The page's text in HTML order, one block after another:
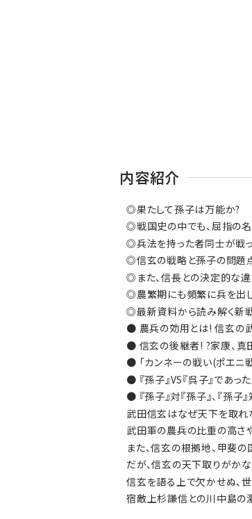
内容紹介
◎果たして孫子は万能か?
◎戦国史の中でも、屈指の
◎兵法を持った者同士が戦
◎信玄の戦略と孫子の問題
◎また、信長との決定的な
◎農繁期にも頻繁に兵を出
◎最新資料から読み解く新
● 農兵の効用とは! 信玄の
● 信玄の後継者! ?家康、真
● 「カンネーの戦い(ポエニ
● 『孫子』VS『呉子』であっ
● 『孫子』対『孫子』、『孫
武田信玄はなぜ天下を取れ
武田軍の農兵の比重の高さ
また、信玄の根拠地、甲斐
だが、信玄の天下取りがか
信玄を語る上で欠かせぬ、
宿敵上杉謙信との川中島の